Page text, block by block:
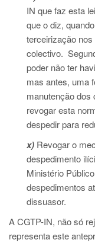
IN que faz esta
que o diz,
terceirização
colectivo.
poder não ter
mas antes, uma
manutenção dos
revogar esta
despedir para
x) Revogar o
despedimento
Ministério
despedimentos
dissuasor.
A CGTP-IN, não só
representa este